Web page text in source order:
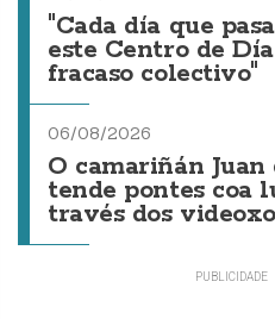
"Cada día que
este Centro de
fracaso colectivo"
06/08/2026
O camariñán
tende pontes coa
través dos